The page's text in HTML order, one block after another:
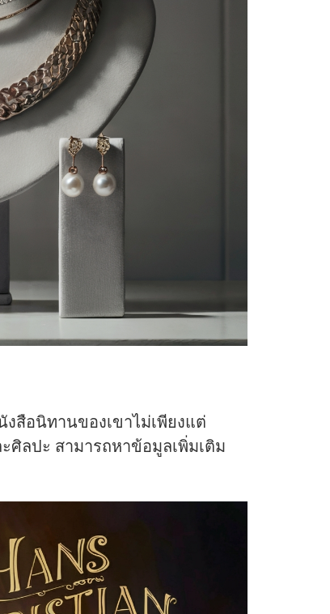
งสือนิทานของเขาไม่เพียงแต่
ลปะ สามารถหาข้อมูลเพิ่มเติม